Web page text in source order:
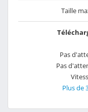
Taille
Pas
Pas
Plus de